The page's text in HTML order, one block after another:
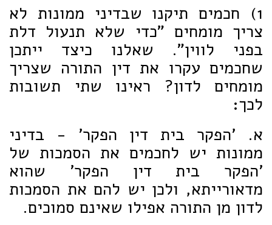
1) חכמים תיקנו שבדיני ממונות לא
צריך מומחים "כדי שלא תנעול דלת
בפני לווין". שאלנו כיצד ייתכן
שחכמים עקרו את דין התורה שצריך
מומחים לדון? ראינו שתי תשובות
לכך:
א. 'הפקר בית דין הפקר' - בדיני
ממונות יש לחכמים את הסמכות של
'הפקר בית דין הפקר' שהוא
מדאורייתא, ולכן יש להם את הסמכות
לדון מן התורה אפילו שאינם סמוכים.